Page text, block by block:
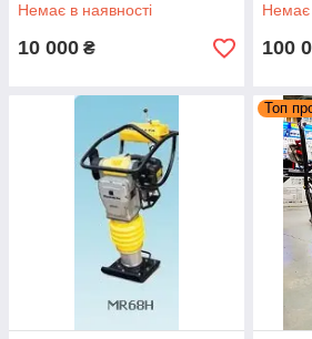
Немає в наявності
10 000 ₴
Немає
100
Топ